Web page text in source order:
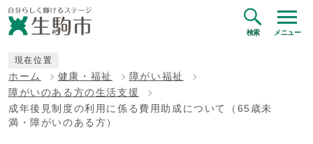
検索 メニュー
現在位置
ホーム 健康・福祉
障がい福祉
障がいのある方の生活支援
成年後見制度の利用に係る費用助成について（65歳未
満・障がいのある方）